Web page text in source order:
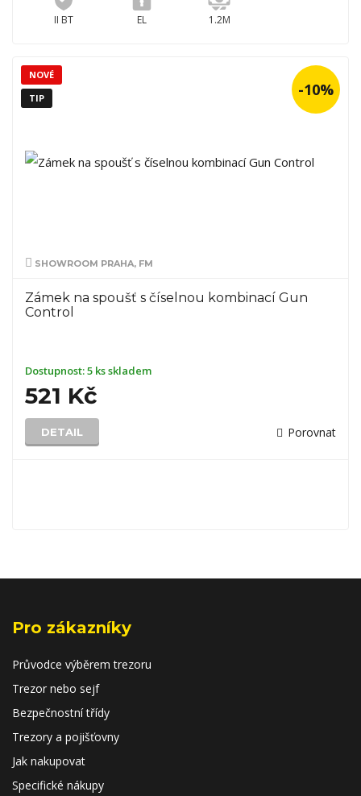
II BT EL 1.2M
SHOWROOM PRAHA, FM
Zámek na spoušť s číselnou kombinací Gun
Control
Dostupnost:5 ks skladem
521 Kč
DETAIL Porovnat
NOVÉ
TIP
-10%
Pro zákazníky
Průvodce výběrem trezoru
Trezor nebo sejf
Bezpečnostní třídy
Trezory a pojišťovny
Jak nakupovat
Specifické nákupy